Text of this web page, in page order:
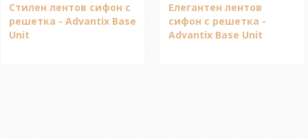
Стилен лентов сифон с
решетка - Advantix Base
Unit
Елегантен лентов
сифон с решетка -
Advantix Base Unit